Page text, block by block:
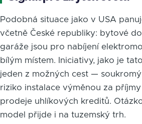
Podobná situace jako v USA
včetně České republiky: bytové
garáže jsou pro nabíjení
bílým místem. Iniciativy, jako je
jeden z možných cest —
riziko instalace výměnou za
prodeje uhlíkových kreditů.
model přijde i na tuzemský trh.